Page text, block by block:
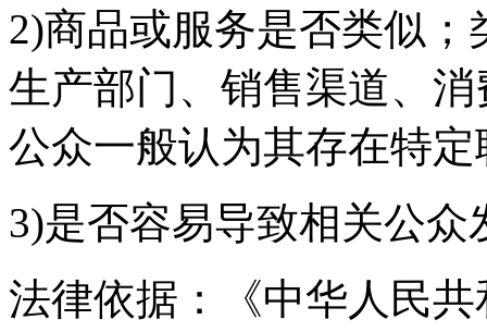
2)商品或服务是否类似
生产部门、销售渠道、
公众一般认为其存在特
3)是否容易导致相关公众
法律依据：《中华人民